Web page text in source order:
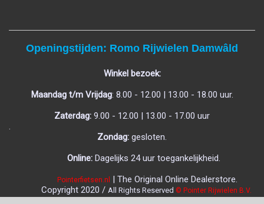
Openingstijden: Romo Rijwielen Damwâld
Winkel bezoek:
Maandag t/m Vrijdag: 8.00 - 12.00 | 13.00 - 18.00 uur.
Zaterdag: 9.00 - 12.00 | 13.00 - 17.00 uur
.
Zondag: gesloten.
Online: Dagelijks 24 uur toegankelijkheid.
Pointerfietsen.nl
| The Original Online Dealerstore.
Copyright 2020 / All Rights Reserved © Pointer Rijwielen B.V.